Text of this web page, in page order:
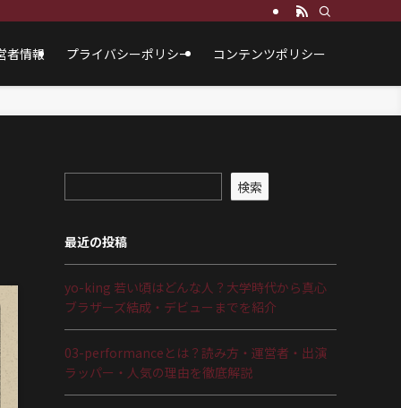
者情報 プライバシーポリシー コンテンツポリシー
検索
最近の投稿
yo-king 若い頃はどんな人？大学時代から真心
ブラザーズ結成・デビューまでを紹介
03-performanceとは？読み方・運営者・出演
ラッパー・人気の理由を徹底解説